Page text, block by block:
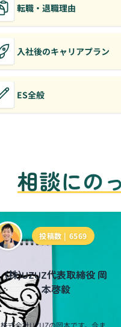
転職・退職理由
入社後のキャリアプラン
ES全般
相談にの
投稿数 | 6569
(株)UZUZ代表取締役 岡
本啓毅
株式会社UZUZの岡本です。今ま